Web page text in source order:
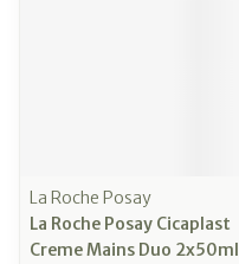
La Roche Posay
La Roche Posay Cicaplast
Creme Mains Duo 2x50ml